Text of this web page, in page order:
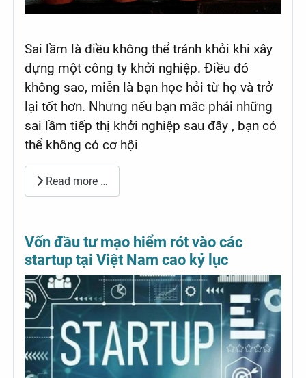
Sai lầm là điều không thể tránh khỏi khi xây
dựng một công ty khởi nghiệp. Điều đó
không sao, miễn là bạn học hỏi từ họ và trở
lại tốt hơn. Nhưng nếu bạn mắc phải những
sai lầm tiếp thị khởi nghiệp sau đây , bạn có
thể không có cơ hội
Read more …
Vốn đầu tư mạo hiểm rót vào các
startup tại Việt Nam cao kỷ lục